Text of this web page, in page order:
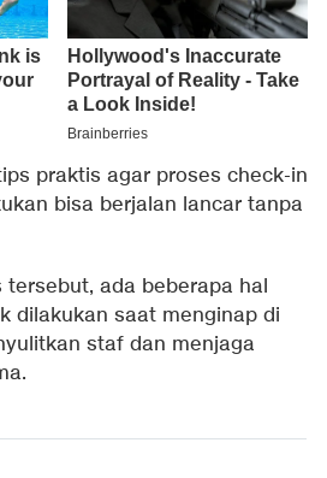
praktis agar proses check-in
bisa berjalan lancar tanpa
tersebut, ada beberapa hal
dilakukan saat menginap di
staf dan menjaga